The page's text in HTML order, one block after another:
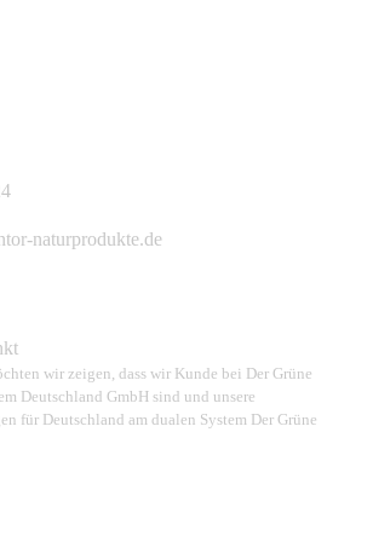
naturprodukte.de
wir zeigen, dass wir Kunde bei Der Grüne
Deutschland GmbH sind und unsere
für Deutschland am dualen System Der Grüne